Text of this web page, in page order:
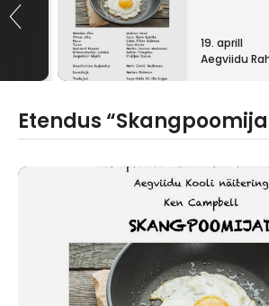
19. aprill
Aegviidu
Etendus